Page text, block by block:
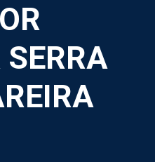
SERRA